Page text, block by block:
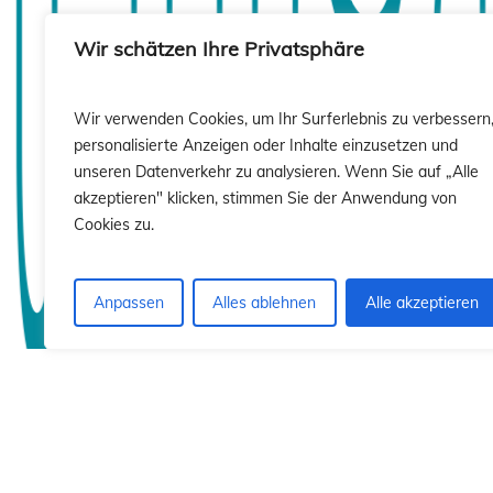
Wir schätzen Ihre Privatsphäre
Wir verwenden Cookies, um Ihr Surferlebnis zu verbessern,
personalisierte Anzeigen oder Inhalte einzusetzen und
unseren Datenverkehr zu analysieren. Wenn Sie auf „Alle
akzeptieren" klicken, stimmen Sie der Anwendung von
Cookies zu.
Anpassen Alles ablehnen Alle akzeptieren